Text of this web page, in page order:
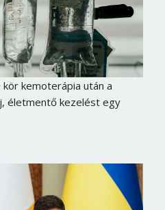
kemoterápia után a
életmentő kezelést egy